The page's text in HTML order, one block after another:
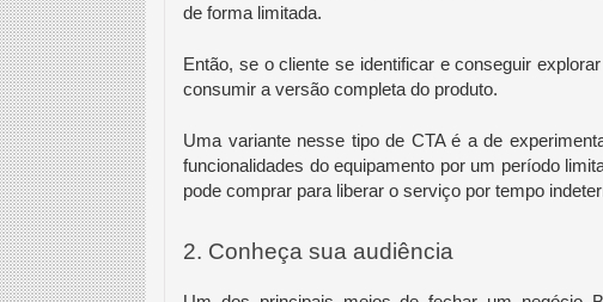
de forma limitada.
Então, se o cliente se identificar e conseguir
consumir a versão completa do produto.
Uma variante nesse tipo de CTA é a de
funcionalidades do equipamento por um período
pode comprar para liberar o serviço por tempo
2. Conheça sua audiência